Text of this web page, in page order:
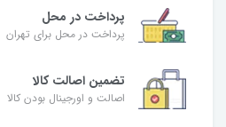
پرداخت در محل
پرداخت در محل برای تهران
تضمین اصالت کالا
اصالت و اورجینال بودن کالا